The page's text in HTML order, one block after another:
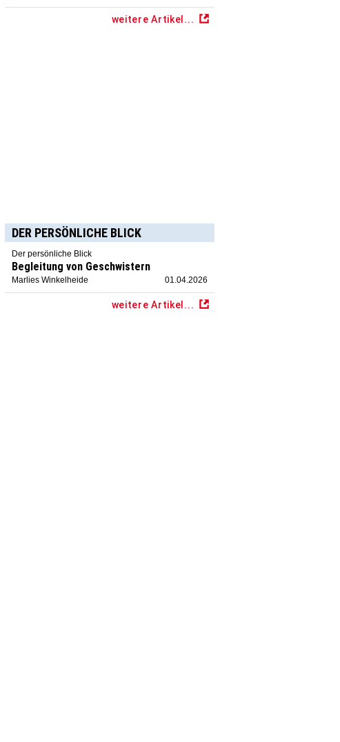
weitere Artikel...
DER PERSÖNLICHE BLICK
Der persönliche Blick
Begleitung von Geschwistern
Marlies Winkelheide 01.04.2026
weitere Artikel...